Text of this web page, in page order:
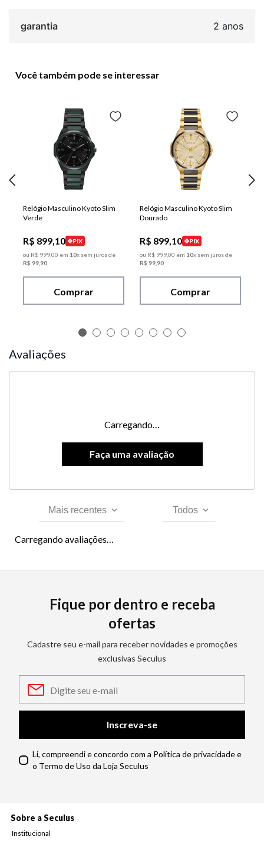
garantia 2 anos
Você também pode se interessar
Relógio Masculino Kyoto Slim
Verde
R$ 899,10
PIX
ou R$ 99900 em 10x sem juros de
R$ 99 90
Comprar
Relógio Masculino Kyoto Slim
Dourado
R$ 899,10
PIX
ou R$ 99900 em 10x sem juros de
R$ 99 90
Comprar
Avaliações
Carregando…
Mais recentes Todos
Carregando avaliações…
Fique por dentro e receba
ofertas
Cadastre seu e-mail para receber novidades e promoções
exclusivas Seculus
Inscreva-se
Li, compreendi e concordo com a Política de privacidade e
o Termo de Uso da Loja Seculus
Sobre a Seculus
Institucional